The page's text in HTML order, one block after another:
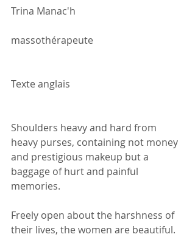
Trina Manac'h
massothérapeute
Texte anglais
Shoulders heavy and hard from
heavy purses, containing not money
and prestigious makeup but a
baggage of hurt and painful
memories.
Freely open about the harshness of
their lives, the women are beautiful.